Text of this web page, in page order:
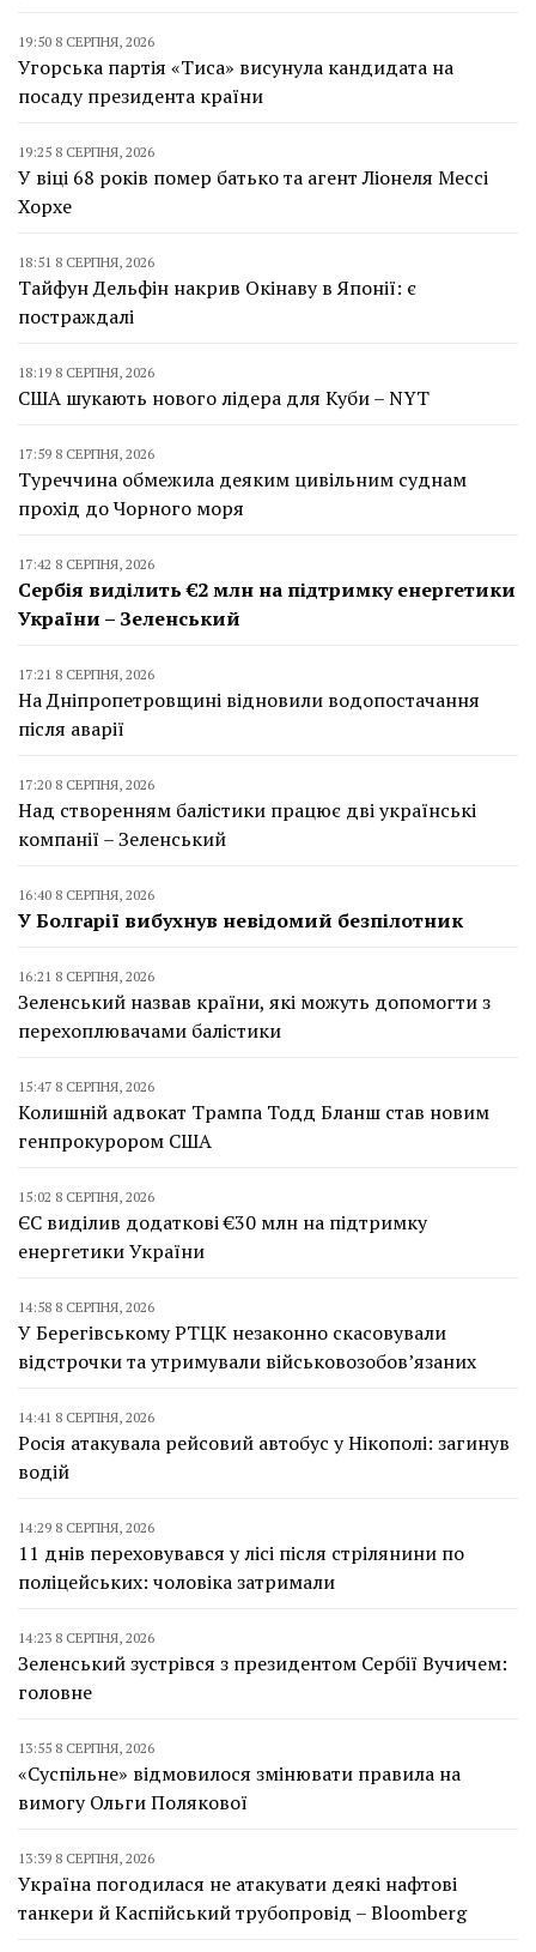
19:50 8 СЕРПНЯ, 2026
Угорська партія «Тиса» висунула кандидата на
посаду президента країни
19:25 8 СЕРПНЯ, 2026
У віці 68 років помер батько та агент Ліонеля Мессі
Хорхе
18:51 8 СЕРПНЯ, 2026
Тайфун Дельфін накрив Окінаву в Японії: є
постраждалі
18:19 8 СЕРПНЯ, 2026
США шукають нового лідера для Куби – NYT
17:59 8 СЕРПНЯ, 2026
Туреччина обмежила деяким цивільним суднам
прохід до Чорного моря
17:42 8 СЕРПНЯ, 2026
Сербія виділить €2 млн на підтримку енергетики
України – Зеленський
17:21 8 СЕРПНЯ, 2026
На Дніпропетровщині відновили водопостачання
після аварії
17:20 8 СЕРПНЯ, 2026
Над створенням балістики працює дві українські
компанії – Зеленський
16:40 8 СЕРПНЯ, 2026
У Болгарії вибухнув невідомий безпілотник
16:21 8 СЕРПНЯ, 2026
Зеленський назвав країни, які можуть допомогти з
перехоплювачами балістики
15:47 8 СЕРПНЯ, 2026
Колишній адвокат Трампа Тодд Бланш став новим
генпрокурором США
15:02 8 СЕРПНЯ, 2026
ЄС виділив додаткові €30 млн на підтримку
енергетики України
14:58 8 СЕРПНЯ, 2026
У Берегівському РТЦК незаконно скасовували
відстрочки та утримували військовозобов’язаних
14:41 8 СЕРПНЯ, 2026
Росія атакувала рейсовий автобус у Нікополі: загинув
водій
14:29 8 СЕРПНЯ, 2026
11 днів переховувався у лісі після стрілянини по
поліцейських: чоловіка затримали
14:23 8 СЕРПНЯ, 2026
Зеленський зустрівся з президентом Сербії Вучичем:
головне
13:55 8 СЕРПНЯ, 2026
«Суспільне» відмовилося змінювати правила на
вимогу Ольги Полякової
13:39 8 СЕРПНЯ, 2026
Україна погодилася не атакувати деякі нафтові
танкери й Каспійський трубопровід – Bloomberg